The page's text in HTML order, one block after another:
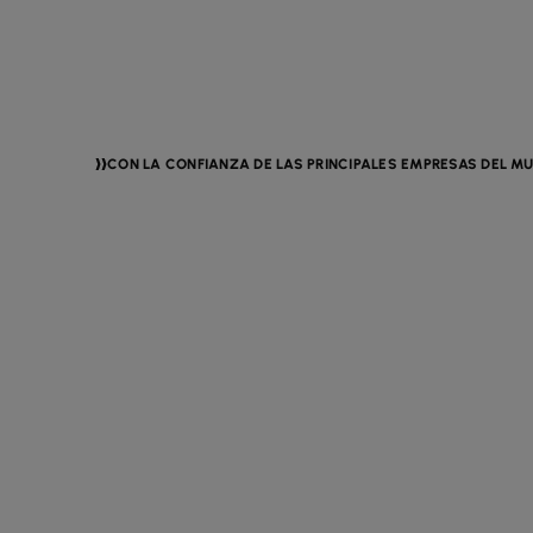
CON LA CONFIANZA DE LAS PRINCIPALES EMPRESAS DEL